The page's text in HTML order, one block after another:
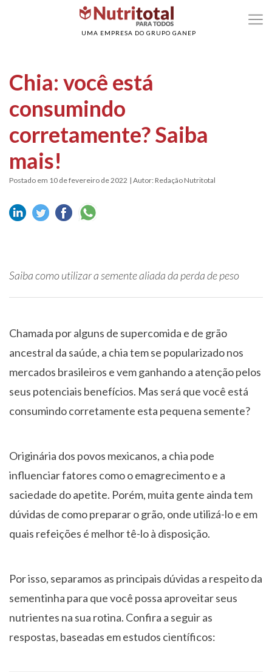
UMA EMPRESA DO GRUPO GANEP
Poder dos alimentos>Chia: você está consumindo corretamente?
Chia: você está
consumindo
corretamente? Saiba
mais!
Postado em 10 de fevereiro de 2022 | Autor: Redação Nutritotal
Saiba como utilizar a semente aliada da perda de peso
Chamada por alguns de supercomida e de grão
ancestral da saúde, a chia tem se popularizado nos
mercados brasileiros e vem ganhando a atenção pelos
seus potenciais benefícios. Mas será que você está
consumindo corretamente esta pequena semente?
Originária dos povos mexicanos, a chia pode
influenciar fatores como o emagrecimento e a
saciedade do apetite. Porém, muita gente ainda tem
dúvidas de como preparar o grão, onde utilizá-lo e em
quais refeições é melhor tê-lo à disposição.
Por isso, separamos as principais dúvidas a respeito da
sementinha para que você possa aproveitar seus
nutrientes na sua rotina. Confira a seguir as
respostas, baseadas em estudos científicos: